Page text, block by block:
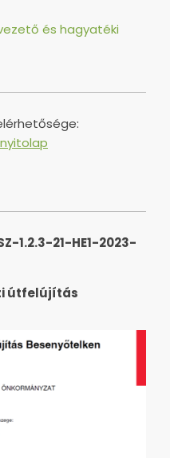
és hagyatéki
1.2.3-21-HE1-2023-
útfelújítás